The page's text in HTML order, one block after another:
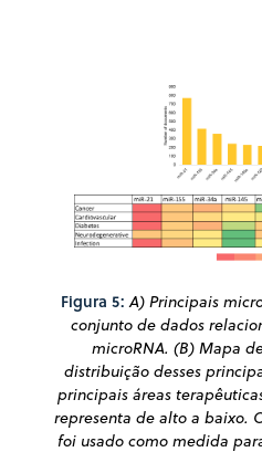
Figura 5: A) Principais
conjunto de dados
microRNA. (B) Mapa
distribuição desses
principais áreas
representa de alto a baixo.
foi usado como medida